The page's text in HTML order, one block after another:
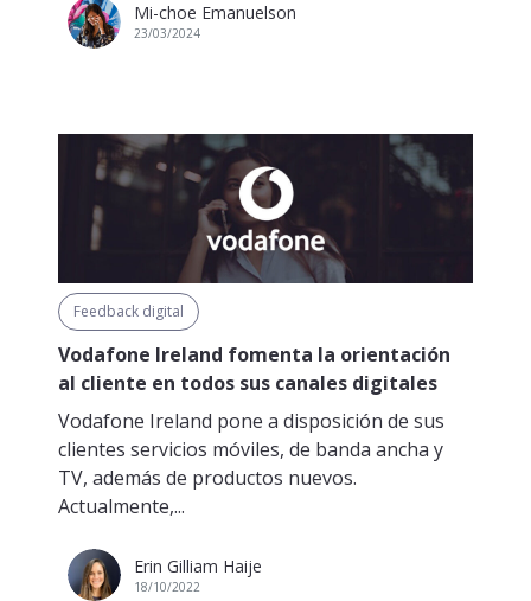
Mi-choe Emanuelson
23/03/2024
Feedback digital
Vodafone Ireland fomenta la orientación
al cliente en todos sus canales digitales
Vodafone Ireland pone a disposición de sus
clientes servicios móviles, de banda ancha y
TV, además de productos nuevos.
Actualmente,...
Erin Gilliam Haije
18/10/2022